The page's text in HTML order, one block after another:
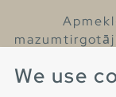
We use